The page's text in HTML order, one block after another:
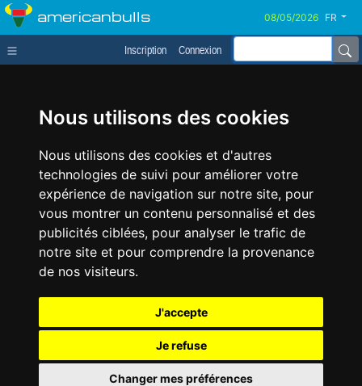
Nous utilisons des cookies
Nous utilisons des cookies et d'autres
technologies de suivi pour améliorer votre
expérience de navigation sur notre site, pour
vous montrer un contenu personnalisé et des
publicités ciblées, pour analyser le trafic de
notre site et pour comprendre la provenance
de nos visiteurs.
J'accepte
Je refuse
Changer mes préférences
americanbulls FR
Inscription Connexion